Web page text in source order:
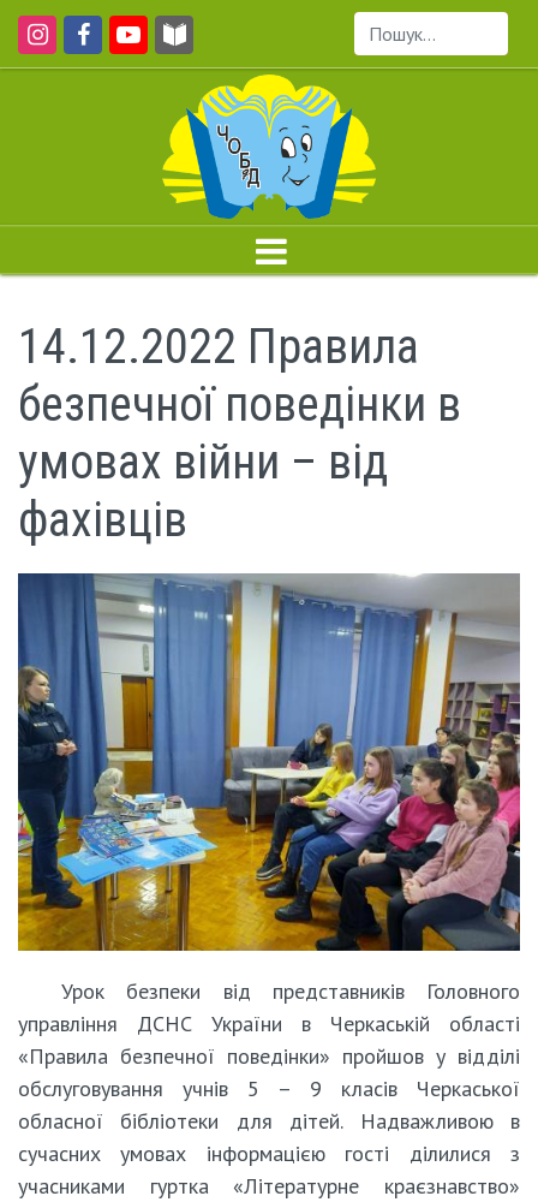
Пошук...
14.12.2022 Правила
безпечної поведінки в
умовах війни – від
фахівців
Урок безпеки від представників Головного
управління ДСНС України в Черкаській області
«Правила безпечної поведінки» пройшов у відділі
обслуговування учнів 5 – 9 класів Черкаської
обласної бібліотеки для дітей. Надважливою в
сучасних умовах інформацією гості ділилися з
учасниками гуртка «Літературне краєзнавство»